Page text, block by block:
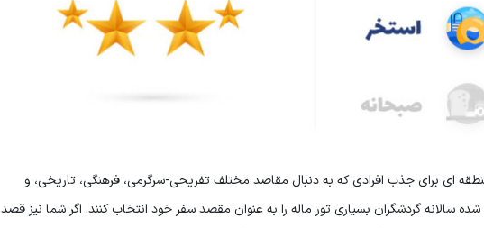
ای برای جذب افرادی که به دنبال مقاصد مختلف تفریحی-سرگرمی، فرهنگی، تاریخی، و
سالانه گردشگران بسیاری تور ماله را به عنوان مقصد سفر خود انتخاب کنند. اگر شما نیز قصد